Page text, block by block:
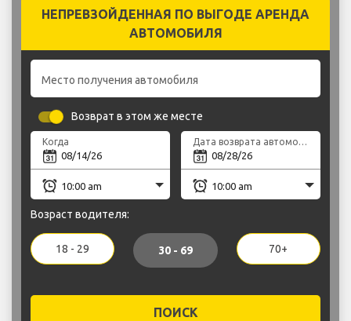
НЕПРЕВЗОЙДЕННАЯ ПО ВЫГОДЕ АРЕНДА
АВТОМОБИЛЯ
Место получения автомобиля
Возврат в этом же месте
Когда
Возраст водителя:
18 - 29 30 - 69 70+
ПОИСК